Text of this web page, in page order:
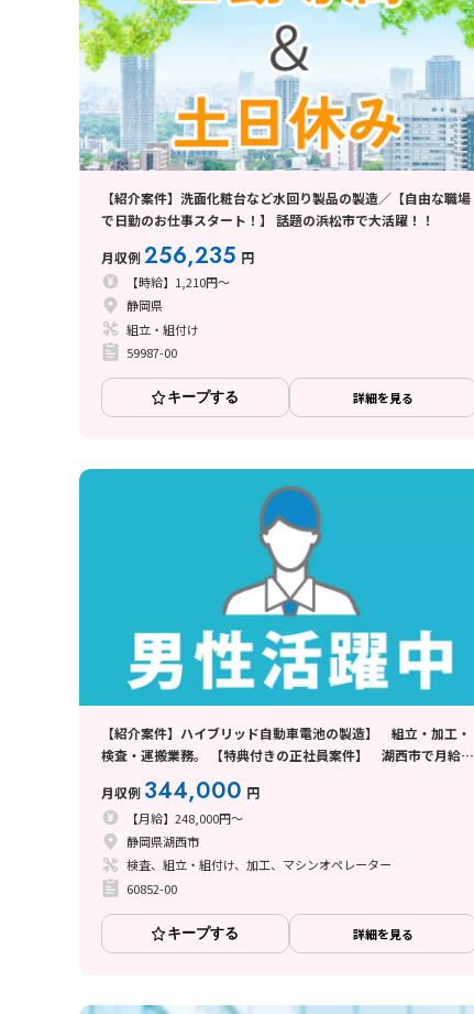
【紹介案件】洗面化粧台など水回り製品の製造／【自由な職場
で日勤のお仕事スタート！】 話題の浜松市で大活躍！！
月収例256,235 円
【時給】1,210円～
静岡県
組立・組付け
59987-00
キープする 詳細を見る
【紹介案件】ハイブリッド自動車電池の製造】 組立・加工・
検査・運搬業務。 【特典付きの正社員案件】 湖西市で月給制
のお仕事☆彡
月収例 344,000 円
【月給】248,000円～
静岡県湖西市
検査、組立・組付け、加工、マシンオペレーター
60852-00
キープする 詳細を見る